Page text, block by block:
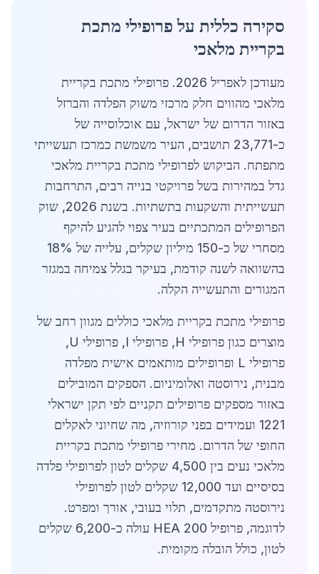
סקירה כללית על פרופילי מתכת
בקריית מלאכי
מעודכן לאפריל 2026. פרופילי מתכת בקריית
מלאכי מהווים חלק מרכזי משוק הפלדה והברזל
באזור הדרום של ישראל, עם אוכלוסייה של
כ-23,771 תושבים, העיר משמשת כמרכז תעשייתי
מתפתח. הביקוש לפרופילי מתכת בקריית מלאכי
גדל במהירות בשל פרויקטי בנייה רבים, התרחבות
תעשייתית והשקעות בתשתיות. בשנת 2026, שוק
הפרופילים המתכתיים בעיר צפוי להגיע להיקף
מסחרי של כ-150 מיליון שקלים, עלייה של 18%
בהשוואה לשנה קודמת, בעיקר בגלל צמיחה במגזר
המגורים והתעשייה הקלה.
פרופילי מתכת בקריית מלאכי כוללים מגוון רחב של
מוצרים כגון פרופילי H, פרופילי I, פרופילי U,
פרופילי L ופרופילים מותאמים אישית מפלדה
מבנית, נירוסטה ואלומיניום. הספקים המובילים
באזור מספקים פרופילים תקניים לפי תקן ישראלי
1221 ועמידים בפני קורוזיה, מה שחיוני לאקלים
החופי של הדרום. מחירי פרופילי מתכת בקריית
מלאכי נעים בין 4,500 שקלים לטון לפרופילי פלדה
בסיסיים ועד 12,000 שקלים לטון לפרופילי
נירוסטה מתקדמים, תלוי בעובי, אורך ומפרט.
לדוגמה, פרופיל HEA 200 עולה כ-6,200 שקלים
לטון, כולל הובלה מקומית.